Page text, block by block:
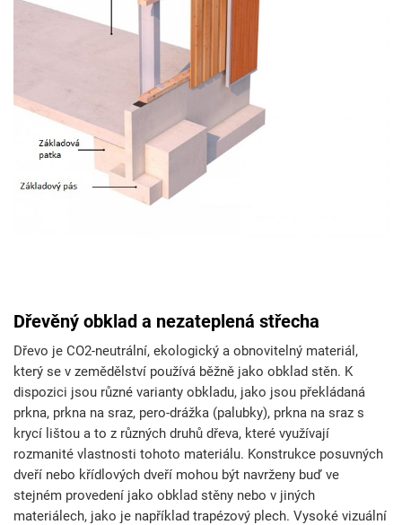
Dřevěný obklad a nezateplená střecha
Dřevo je CO2-neutrální, ekologický a obnovitelný materiál,
který se v zemědělství používá běžně jako obklad stěn. K
dispozici jsou různé varianty obkladu, jako jsou překládaná
prkna, prkna na sraz, pero-drážka (palubky), prkna na sraz s
krycí lištou a to z různých druhů dřeva, které využívají
rozmanité vlastnosti tohoto materiálu. Konstrukce posuvných
dveří nebo křídlových dveří mohou být navrženy buď ve
stejném provedení jako obklad stěny nebo v jiných
materiálech, jako je například trapézový plech. Vysoké vizuální